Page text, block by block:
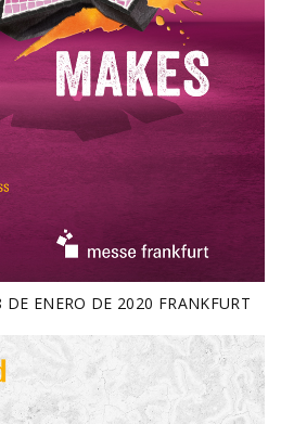
ENERO DE 2020 FRANKFURT